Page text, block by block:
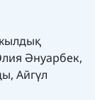
Әнуарбек,
Айгүл